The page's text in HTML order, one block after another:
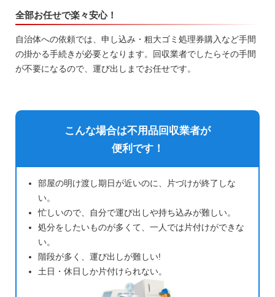
全部お任せで楽々安心！
自治体への依頼では、申し込み・粗大ゴミ処理券購入など手間
の掛かる手続きが必要となります。回収業者でしたらその手間
が不要になるので、運び出しまでお任せです。
こんな場合は不用品回収業者が
便利です！
部屋の明け渡し期日が近いのに、片づけが終了しな
い。
忙しいので、自分で運び出しや持ち込みが難しい。
処分をしたいものが多くて、一人では片付けができな
い。
階段が多く、運び出しが難しい!
土日・休日しか片付けられない。